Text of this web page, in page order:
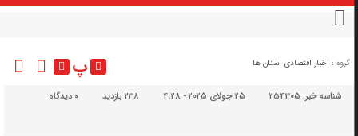
گروه : اخبار اقتصادی استان ها پ
شناسه خبر:254305 25 جولای 2025 - 4:28 238 بازدید دیدگاه